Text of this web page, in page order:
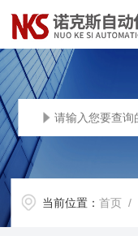
当前位置：首页 /